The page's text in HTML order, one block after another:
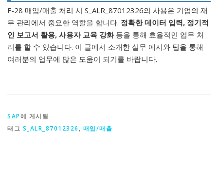
F-28 매입/매출 처리 시 S_ALR_87012326의 사용은 기업의 재
무 관리에서 중요한 역할을 합니다. 정확한 데이터 입력, 정기적
인 보고서 활용, 사용자 교육 강화등을 통해 효율적인 업무 처
리를 할 수 있습니다. 이 글에서 소개한 실무 예시와 팁을 통해
여러분의 업무에 많은 도움이 되기를 바랍니다.
SAP에 게시됨
태그 S_ALR_87012326 , 매입/매출